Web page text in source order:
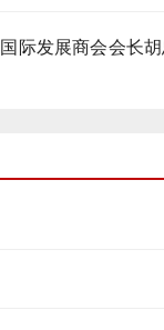
际发展商会会长